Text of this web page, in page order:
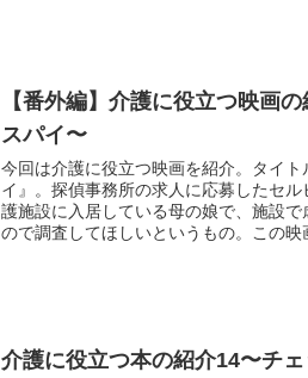
【番外編】介護に役立つ映画
スパイ〜
今回は介護に役立つ映画を紹介。タイ
イ』。探偵事務所の求人に応募したセ
護施設に入居している母の娘で、施設
ので調査してほしいというもの。この映
介護に役立つ本の紹介14〜チ